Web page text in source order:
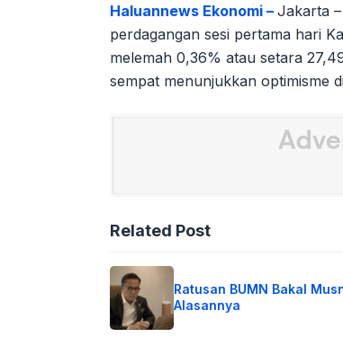
Haluannews Ekonomi – Jakarta
perdagangan sesi pertama hari
melemah 0,36% atau setara
sempat menunjukkan optimisme
Related Post
Ratusan BUMN Bakal
Alasannya